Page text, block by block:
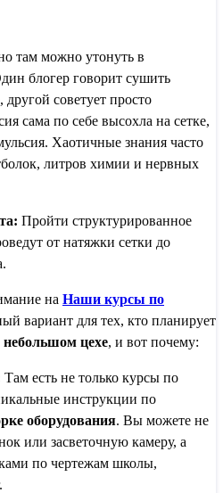
там можно утонуть в
блогер говорит сушить
советует просто
сама по себе высохла на сетке,
Хаотичные знания часто
литров химии и нервных
Пройти структурированное
от натяжки сетки до
на Наши курсы по
вариант для тех, кто планирует
цехе, и вот почему:
Там есть не только курсы по
инструкции по
оборудования. Вы можете не
или засветочную камеру, а
по чертежам школы,